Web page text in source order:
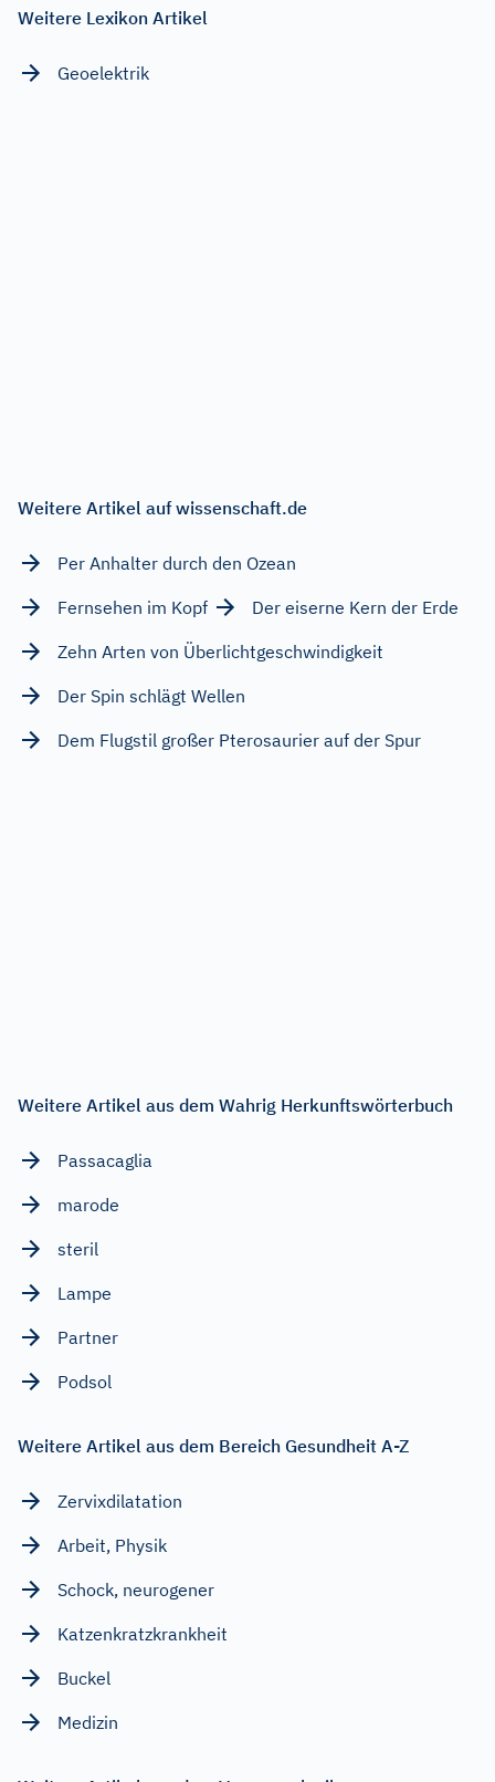
Weitere Lexikon Artikel
Geoelektrik
Weitere Artikel auf wissenschaft.de
Per Anhalter durch den Ozean
Fernsehen im Kopf
Der eiserne Kern der Erde
Zehn Arten von Überlichtgeschwindigkeit
Der Spin schlägt Wellen
Dem Flugstil großer Pterosaurier auf der Spur
Weitere Artikel aus dem Wahrig Herkunftswörterbuch
Passacaglia
marode
steril
Lampe
Partner
Podsol
Weitere Artikel aus dem Bereich Gesundheit A-Z
Zervixdilatation
Arbeit, Physik
Schock, neurogener
Katzenkratzkrankheit
Buckel
Medizin